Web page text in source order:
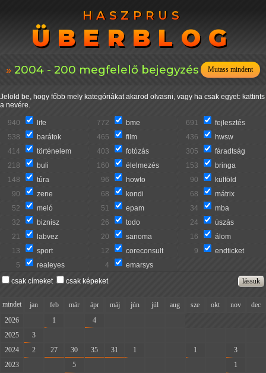
HASZPRUS
ÜBERBLOG
HASZPRUS
ÜBERBLOG
2004 - 200 megfelelő bejegyzés Mutass mindent
Jelöld be, hogy főbb mely kategóriákat akarod olvasni, vagy ha csak egyet: kattints
a nevére.
940 life 772 bme 691
fejlesztés
538
barátok 465 film 436
hwsw
414
történelem 403 fotózás 305
fáradtság
218
buli 160 élelmezés 153
bringa
148
túra 96 howto 90
külföld
90
zene 68 kondi 68
mátrix
52
meló 51 epam 34
mba
32
biznisz 26 todo 24
úszás
21
labvez 20 sanoma 16
álom
13
sport 12 coreconsult 9
endticket
5
realeyes 4
emarsys
csak címeket
csak képeket
mindet jan feb már ápr máj jún júl aug sze okt nov
dec
2026
1 4
2025
3
2024
2 27 30 35 31 1 1 3
2023
5 1